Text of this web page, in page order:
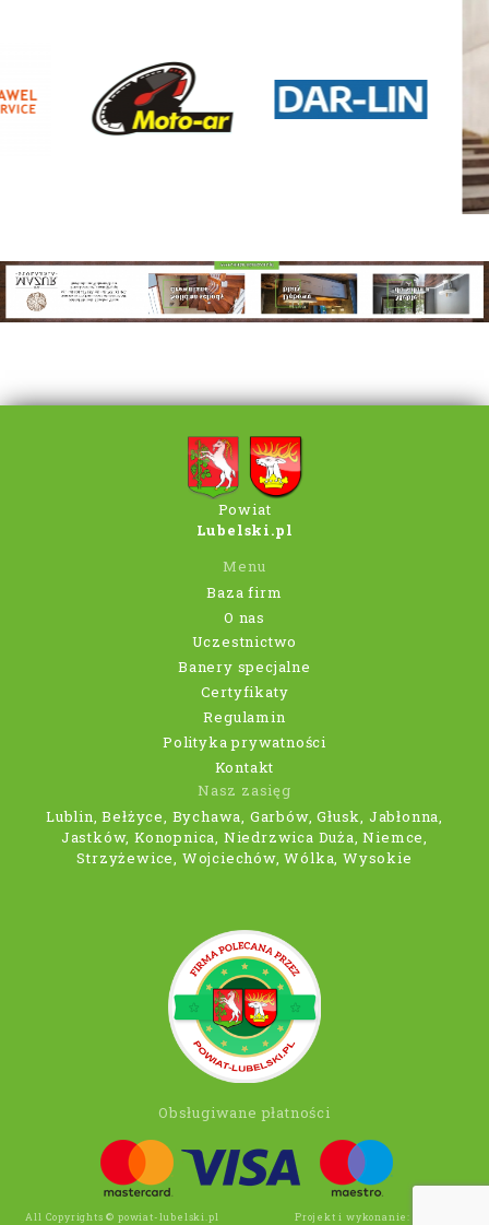
Powiat
Lubelski.pl
Menu
Baza firm
O nas
Uczestnictwo
Banery specjalne
Certyfikaty
Regulamin
Polityka prywatności
Kontakt
Nasz zasięg
Lublin, Bełżyce, Bychawa, Garbów, Głusk, Jabłonna,
Jastków, Konopnica, Niedrzwica Duża, Niemce,
Strzyżewice, Wojciechów, Wólka, Wysokie
Obsługiwane płatności
All Copyrights © powiat-lubelski.pl
Projekt i wykonanie: